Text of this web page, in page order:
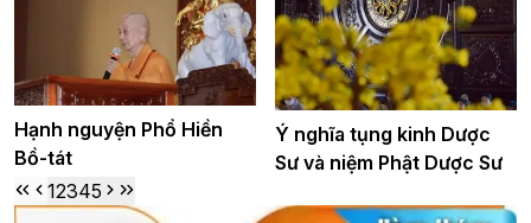
Hạnh nguyện Phổ Hiền
Bồ-tát
Ý nghĩa tụng kinh Dược
Sư và niệm Phật Dược Sư
12345